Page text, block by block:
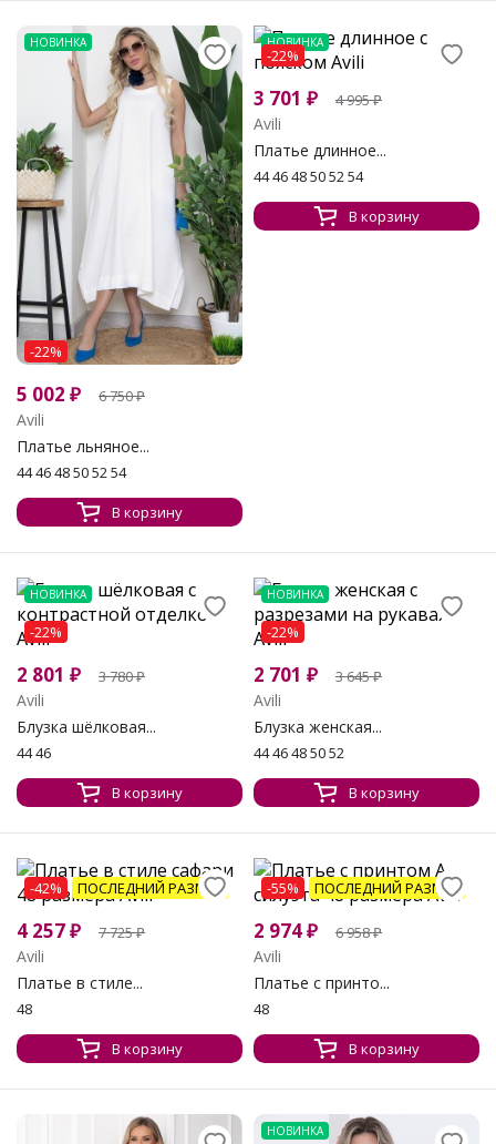
НОВИНКА
-22%
5 002 ₽ 6 750₽
Avili
Платье льняное...
44 46 48 50 52 54
В корзину
НОВИНКА
-22%
3 701 ₽ 4 995₽
Avili
Платье длинное...
44 46 48 50 52 54
В корзину
НОВИНКА
-22%
2 801 ₽ 3 780₽
Avili
Блузка шёлковая...
44 46
В корзину
НОВИНКА
-22%
2 701 ₽ 3 645₽
Avili
Блузка женская...
44 46 48 50 52
В корзину
-42% ПОСЛЕДНИЙ РАЗМЕР
4 257₽ 7 725₽
Avili
Платье в стиле...
48
В корзину
-55% ПОСЛЕДНИЙ РАЗМЕР
2 974₽ 6 958₽
Avili
Платье с принто...
48
В корзину
НОВИНКА